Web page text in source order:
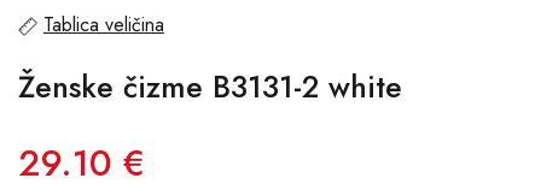
Tablica veličina
Ženske čizme B3131-2 white
29.10 €